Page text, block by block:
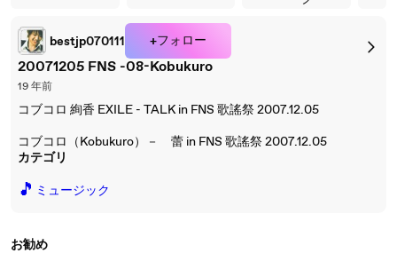
bestjp070111 +フォロー
20071205 FNS -08-Kobukuro
19 年前
コブコロ 絢香 EXILE - TALK in FNS 歌謠祭 2007.12.05
コブコロ（Kobukuro）－ 蕾 in FNS 歌謠祭 2007.12.05
カテゴリ
🎵 ミュージック
お勧め